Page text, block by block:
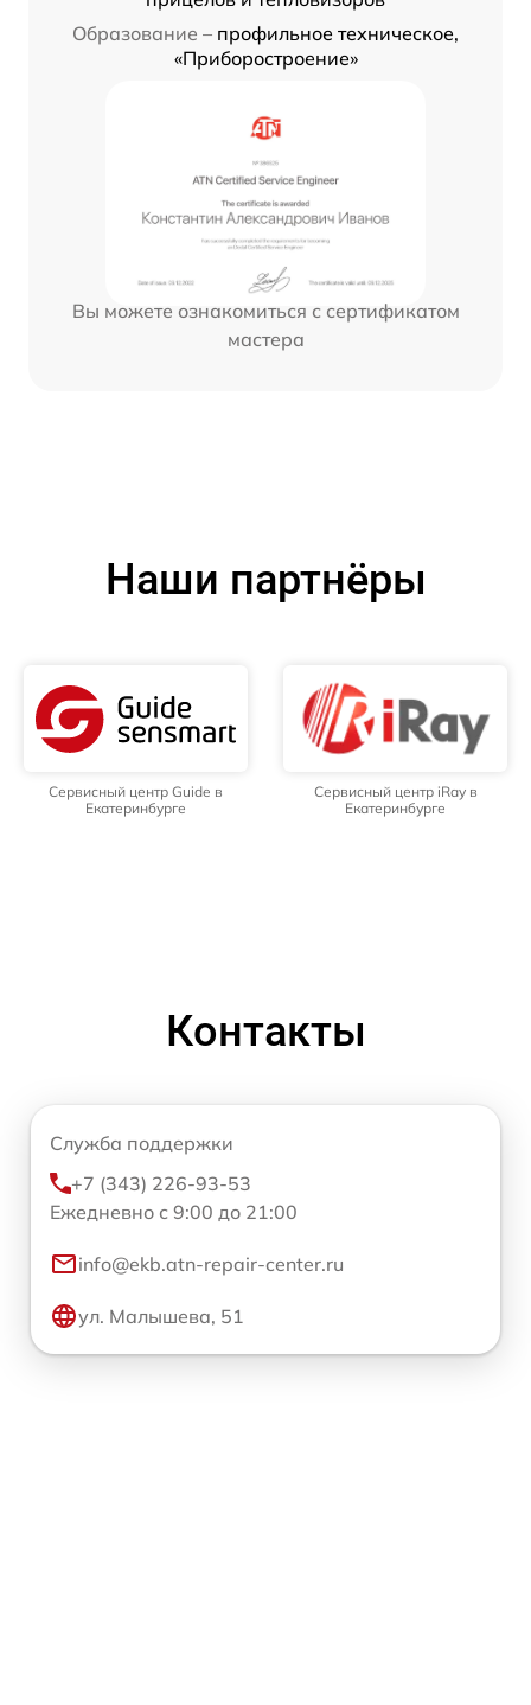
Образование – профильное техническое,
«Приборостроение»
Вы можете ознакомиться с сертификатом
мастера
Наши партнёры
Сервисный центр Guide в
Екатеринбурге
Сервисный центр iRay в
Екатеринбурге
Контакты
Служба поддержки
+7 (343) 226-93-53
Ежедневно с 9:00 до 21:00
info@ekb.atn-repair-center.ru
ул. Малышева, 51